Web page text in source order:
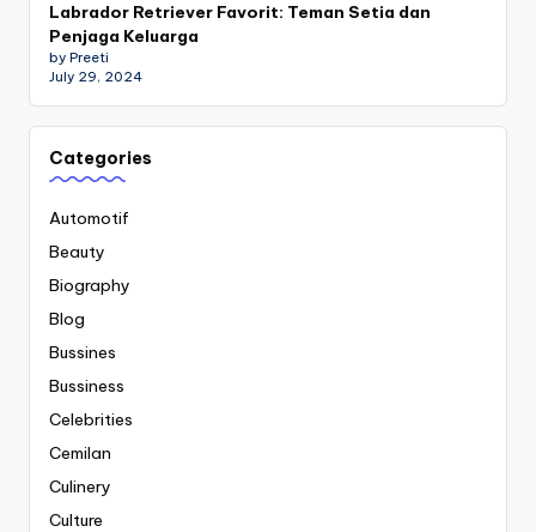
Labrador Retriever Favorit: Teman Setia dan
Penjaga Keluarga
by Preeti
July 29, 2024
Categories
Automotif
Beauty
Biography
Blog
Bussines
Bussiness
Celebrities
Cemilan
Culinery
Culture